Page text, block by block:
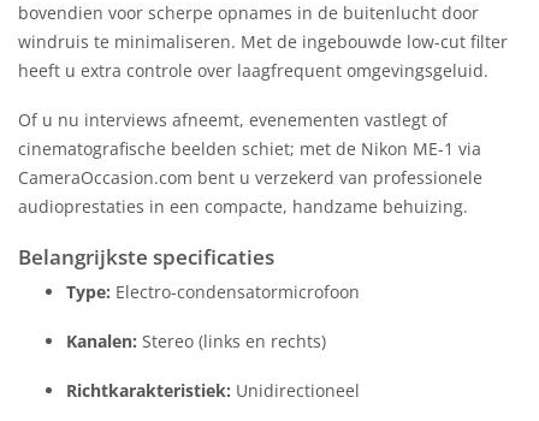
bovendien voor scherpe opnames in de buitenlucht door
windruis te minimaliseren. Met de ingebouwde low-cut filter
heeft u extra controle over laagfrequent omgevingsgeluid.
Of u nu interviews afneemt, evenementen vastlegt of
cinematografische beelden schiet; met de Nikon ME-1 via
CameraOccasion.com bent u verzekerd van professionele
audioprestaties in een compacte, handzame behuizing.
Belangrijkste specificaties
Type: Electro-condensatormicrofoon
Kanalen: Stereo (links en rechts)
Richtkarakteristiek: Unidirectioneel